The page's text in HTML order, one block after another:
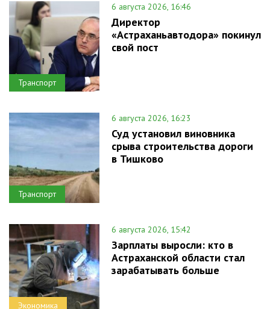
Транспорт
6 августа 2026, 16:46
Директор
«Астраханьавтодора» покинул
свой пост
Транспорт
6 августа 2026, 16:23
Суд установил виновника
срыва строительства дороги
в Тишково
Экономика
6 августа 2026, 15:42
Зарплаты выросли: кто в
Астраханской области стал
зарабатывать больше